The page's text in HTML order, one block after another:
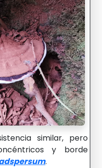
similar, pero
y borde
.